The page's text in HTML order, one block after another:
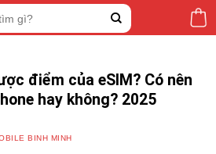
điểm của eSIM? Có nên
hay không? 2025
BINH MINH